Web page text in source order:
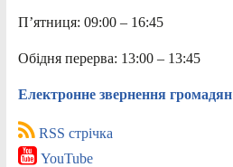
П’ятниця: 09:00 – 16:45
Обідня перерва: 13:00 – 13:45
Електронне звернення громадян
RSS стрічка
YouTube